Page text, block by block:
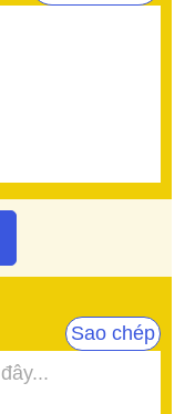
Sao chép